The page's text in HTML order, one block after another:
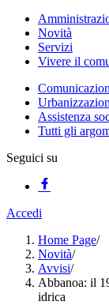
Novità
Servizi
Vivere il
Assistenza
Tutti gli
Seguici su
Accedi
Home Page/
Novità/
Avvisi/
Abbanoa: il
idrica